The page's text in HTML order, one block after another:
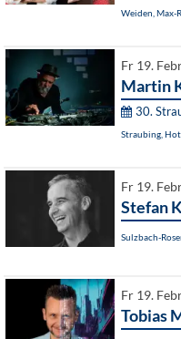
Weiden, Max-
Fr 19.
Martin
30.
Straubing,
Fr 19.
Stefan
Sulzbach-
Fr 19.
Tobias